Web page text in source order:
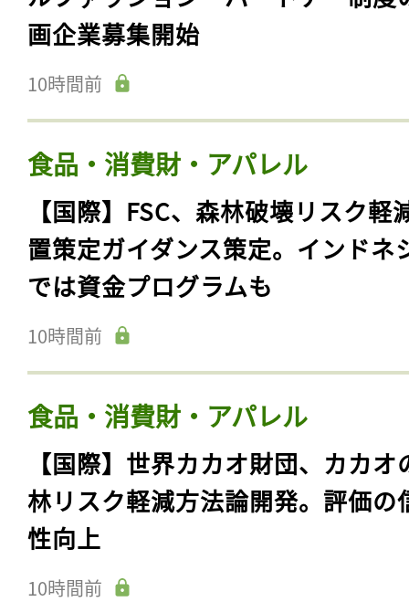
画企業募集開始
10時間前
食品・消費財・アパレル
【国際】FSC、森林破壊リスク軽
置策定ガイダンス策定。インドネ
では資金プログラムも
10時間前
食品・消費財・アパレル
【国際】世界カカオ財団、カカオ
林リスク軽減方法論開発。評価の
性向上
10時間前